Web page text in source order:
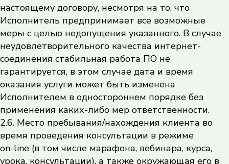
настоящему договору, несмотря на то, что
Исполнитель предпринимает все возможные
меры с целью недопущения указанного. В случае
неудовлетворительного качества интернет-
соединения стабильная работа ПО не
гарантируется, в этом случае дата и время
оказания услуги может быть изменена
Исполнителем в одностороннем порядке без
применения каких-либо мер ответственности.
2.6. Место пребывания/нахождения клиента во
время проведения консультации в режиме
on-line (в том числе марафона, вебинара, курса,
урока, консультации), а также окружающая его в